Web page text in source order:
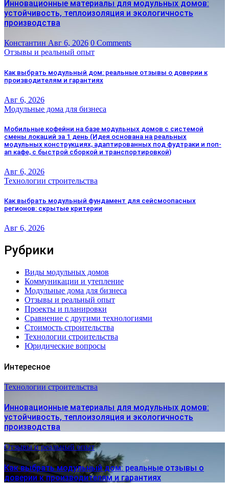
Инновационные материалы для модульных домов:
устойчивость, теплоизоляция и экологичность
производства
Константин Авг 6, 2026 0 Comments
Отзывы и реальный опыт
Как выбрать модульный дом: реальные отзывы о доверии к
производителям и гарантиях
Авг 6, 2026
Модульные дома для бизнеса
Мобильные кофейни на базе модульных домов с системой
смены локаций за 1 день (Идея основана на реальных
модульных конструкциях, адаптированных под фудтраки и поп-
ап кафе, с быстрой сборкой и транспортировкой)
Авг 6, 2026
Технологии строительства
Как выбрать модульный фундамент для сейсмоопасных
регионов: скрытые критерии
Авг 6, 2026
Рубрики
Виды модульных домов
Коммуникации и утепление
Модульные дома для бизнеса
Отзывы и реальный опыт
Проекты и планировки
Сравнение с другими технологиями
Стоимость строительства
Технологии строительства
Юридические вопросы
Интересное
Технологии строительства
Инновационные материалы для модульных домов:
устойчивость, теплоизоляция и экологичность
производства
Отзывы и реальный опыт
Как выбрать модульный дом: реальные отзывы о
доверии к производителям и гарантиях